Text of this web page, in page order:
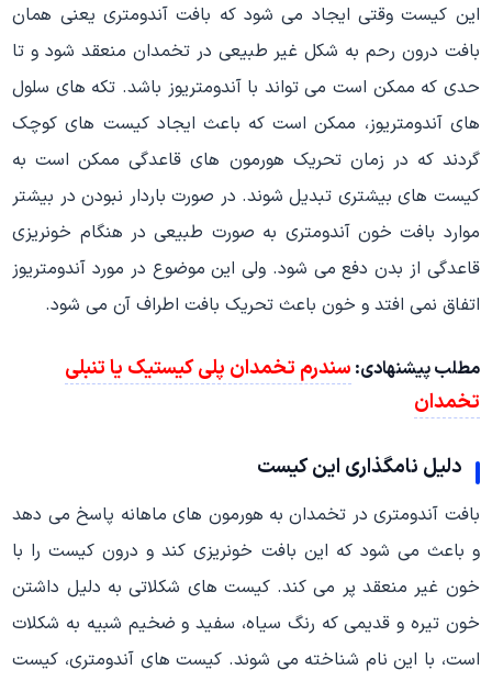
این کیست وقتی ایجاد می شود که بافت آندومتری یعنی همان
بافت درون رحم به شکل غیر طبیعی در تخمدان منعقد شود و تا
حدی که ممکن است می تواند با آندومتریوز باشد. تکه های سلول
های آندومتریوز، ممکن است که باعث ایجاد کیست های کوچک
گردند که در زمان تحریک هورمون های قاعدگی ممکن است به
کیست های بیشتری تبدیل شوند. در صورت باردار نبودن در بیشتر
موارد بافت خون آندومتری به صورت طبیعی در هنگام خونریزی
قاعدگی از بدن دفع می شود. ولی این موضوع در مورد آندومتریوز
اتفاق نمی افتد و خون باعث تحریک بافت اطراف آن می شود.
مطلب پیشنهادی: سندرم تخمدان پلی کیستیک یا تنبلی
تخمدان
دلیل نامگذاری این کیست
بافت آندومتری در تخمدان به هورمون های ماهانه پاسخ می دهد
و باعث می شود که این بافت خونریزی کند و درون کیست را با
خون غیر منعقد پر می کند. کیست های شکلاتی به دلیل داشتن
خون تیره و قدیمی که رنگ سیاه، سفید و ضخیم شبیه به شکلات
است، با این نام شناخته می شوند. کیست های آندومتری، کیست